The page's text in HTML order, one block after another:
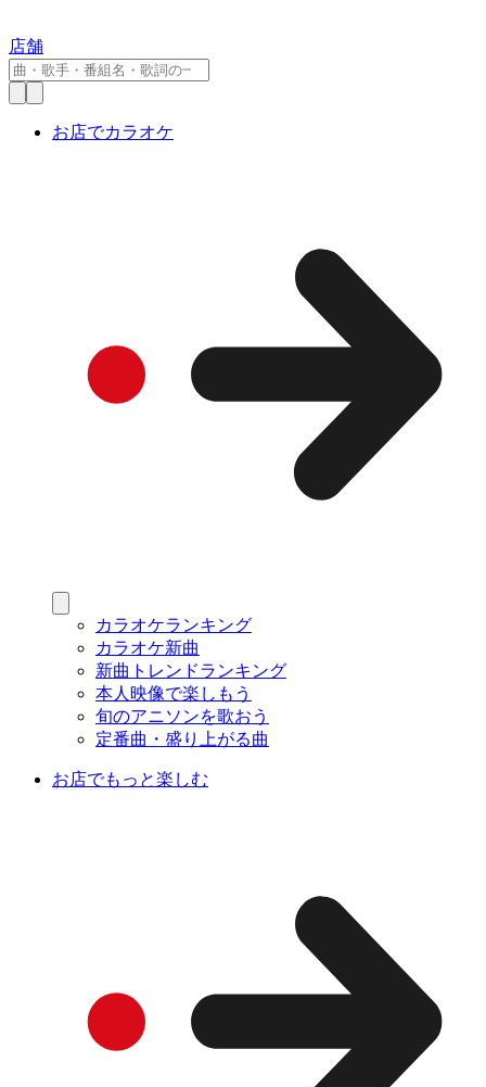
店舗
お店でカラオケ
カラオケランキング
カラオケ新曲
新曲トレンドランキング
本人映像で楽しもう
旬のアニソンを歌おう
定番曲・盛り上がる曲
お店でもっと楽しむ